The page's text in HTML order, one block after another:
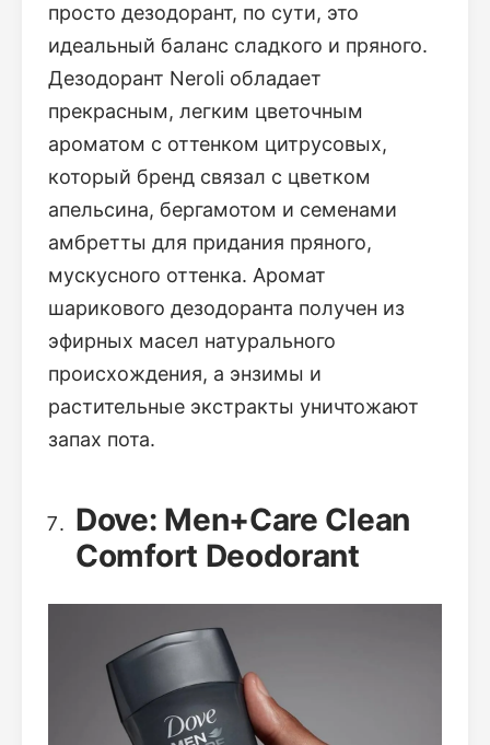
просто дезодорант, по сути, это
идеальный баланс сладкого и пряного.
Дезодорант Neroli обладает
прекрасным, легким цветочным
ароматом с оттенком цитрусовых,
который бренд связал с цветком
апельсина, бергамотом и семенами
амбретты для придания пряного,
мускусного оттенка. Аромат
шарикового дезодоранта получен из
эфирных масел натурального
происхождения, а энзимы и
растительные экстракты уничтожают
запах пота.
Dove: Men+Care Clean
Comfort Deodorant